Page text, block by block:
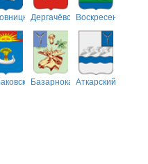
ДергачёвскийВоскресенский
Базарнокарабулакский
Аткарский